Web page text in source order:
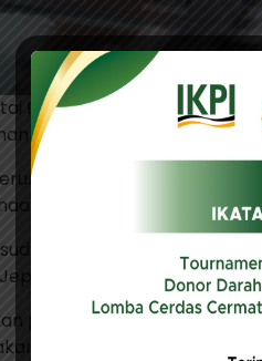
Demokrat Liberal (LDP)
pertahanan negara
pajak
kecil dengan
untuk membantu
pajak ini merupakan
senilai 2% dari produk